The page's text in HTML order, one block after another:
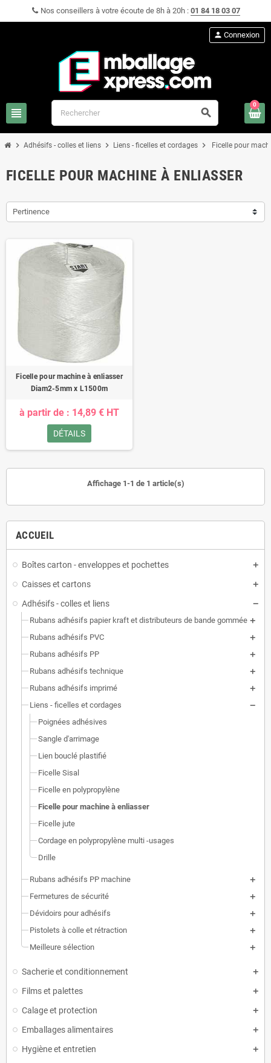
Nos conseillers à votre écoute de 8h à 20h : 01 84 18 03 07
view_headline search
person Connexion
0
chevron_right Adhésifs - colles et liens chevron_right Liens - ficelles et cordages chevron_right Ficelle pour
ACCUEIL
Boîtes carton - enveloppes et pochettes
Caisses et cartons
Adhésifs - colles et liens
Rubans adhésifs papier kraft et distributeurs de bande gommée
Rubans adhésifs PVC
Rubans adhésifs PP
Rubans adhésifs technique
Rubans adhésifs imprimé
Liens - ficelles et cordages
Poignées adhésives
Sangle d'arrimage
Lien bouclé plastifié
Ficelle Sisal
Ficelle en polypropylène
Ficelle pour machine à enliasser
Ficelle jute
Cordage en polypropylène multi -usages
Drille
Rubans adhésifs PP machine
Fermetures de sécurité
Dévidoirs pour adhésifs
Pistolets à colle et rétraction
Meilleure sélection
Sacherie et conditionnement
Films et palettes
Calage et protection
Emballages alimentaires
Hygiène et entretien
FICELLE POUR MACHINE À ENLIASSER
Pertinence
Ficelle pour machine à enliasser
Diam2-5mm x L1500m
à partir de : 14,89 € HT
DÉTAILS
Affichage 1-1 de 1 article(s)